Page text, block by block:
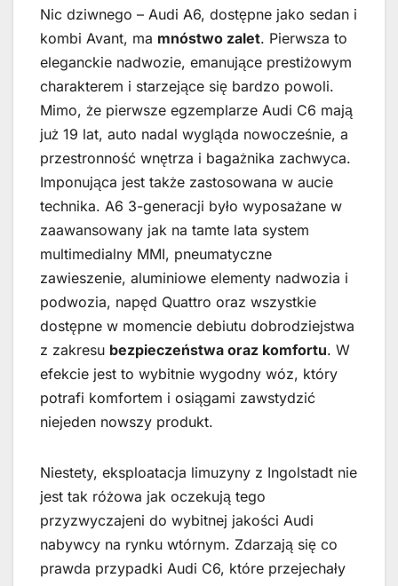
Nic dziwnego – Audi A6, dostępne jako sedan i
kombi Avant, ma mnóstwo zalet. Pierwsza to
eleganckie nadwozie, emanujące prestiżowym
charakterem i starzejące się bardzo powoli.
Mimo, że pierwsze egzemplarze Audi C6 mają
już 19 lat, auto nadal wygląda nowocześnie, a
przestronność wnętrza i bagażnika zachwyca.
Imponująca jest także zastosowana w aucie
technika. A6 3-generacji było wyposażane w
zaawansowany jak na tamte lata system
multimedialny MMI, pneumatyczne
zawieszenie, aluminiowe elementy nadwozia i
podwozia, napęd Quattro oraz wszystkie
dostępne w momencie debiutu dobrodziejstwa
z zakresu bezpieczeństwa oraz komfortu. W
efekcie jest to wybitnie wygodny wóz, który
potrafi komfortem i osiągami zawstydzić
niejeden nowszy produkt.
Niestety, eksploatacja limuzyny z Ingolstadt nie
jest tak różowa jak oczekują tego
przyzwyczajeni do wybitnej jakości Audi
nabywcy na rynku wtórnym. Zdarzają się co
prawda przypadki Audi C6, które przejechały